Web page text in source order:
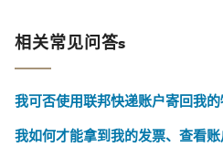
相关常见问答s
我可否使用联邦快递账户寄回我的
我如何才能拿到我的发票、查看账